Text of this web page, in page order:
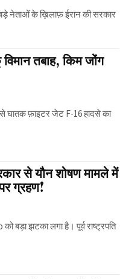
नेताओं के ख़िलाफ़ ईरान की सरकार
तबाह, किम जोंग
घातक फ़ाइटर जेट F-16 हादसे का
से यौन शोषण मामले में
ग्रहण!
बड़ा झटका लगा है। पूर्व राष्ट्रपति